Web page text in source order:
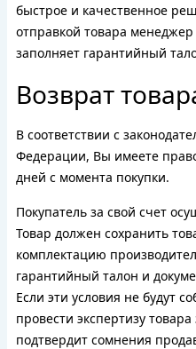
быстрое и качественное
отправкой товара
заполняет гарантийный
Возврат
В соответствии с
Федерации, Вы имеете
дней с момента покупки.
Покупатель за свой счет
Товар должен сохранить
комплектацию
гарантийный талон и
Если эти условия не будут
провести экспертизу
подтвердит сомнения